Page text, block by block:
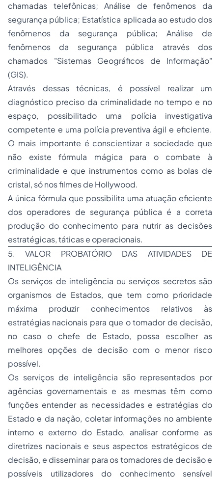
chamadas telefônicas; Análise de fenômenos da
segurança pública; Estatística aplicada ao estudo dos
fenômenos da segurança pública; Análise de
fenômenos da segurança pública através dos
chamados "Sistemas Geográficos de Informação"
(GIS).
Através dessas técnicas, é possível realizar um
diagnóstico preciso da criminalidade no tempo e no
espaço, possibilitado uma polícia investigativa
competente e uma polícia preventiva ágil e eficiente.
O mais importante é conscientizar a sociedade que
não existe fórmula mágica para o combate à
criminalidade e que instrumentos como as bolas de
cristal, só nos filmes de Hollywood.
A única fórmula que possibilita uma atuação eficiente
dos operadores de segurança pública é a correta
produção do conhecimento para nutrir as decisões
estratégicas, táticas e operacionais.
5. VALOR PROBATÓRIO DAS ATIVIDADES DE
INTELIGÊNCIA
Os serviços de inteligência ou serviços secretos são
organismos de Estados, que tem como prioridade
máxima produzir conhecimentos relativos às
estratégias nacionais para que o tomador de decisão,
no caso o chefe de Estado, possa escolher as
melhores opções de decisão com o menor risco
possível.
Os serviços de inteligência são representados por
agências governamentais e as mesmas têm como
funções entender as necessidades e estratégias do
Estado e da nação, coletar informações no ambiente
interno e externo do Estado, analisar conforme as
diretrizes nacionais e seus aspectos estratégicos de
decisão, e disseminar para os tomadores de decisão e
possíveis utilizadores do conhecimento sensível